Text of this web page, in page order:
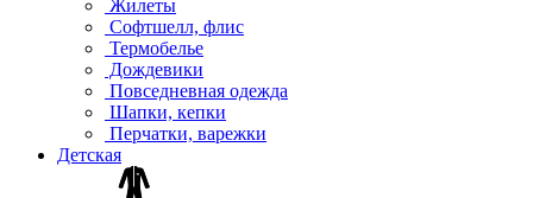
Жилеты
Софтшелл, флис
Термобелье
Дождевики
Повседневная одежда
Шапки, кепки
Перчатки, варежки
Детская